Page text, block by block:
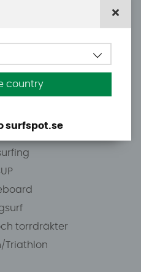
överenskommelse från
torrdräkter
Triathlon
country
surfspot.se